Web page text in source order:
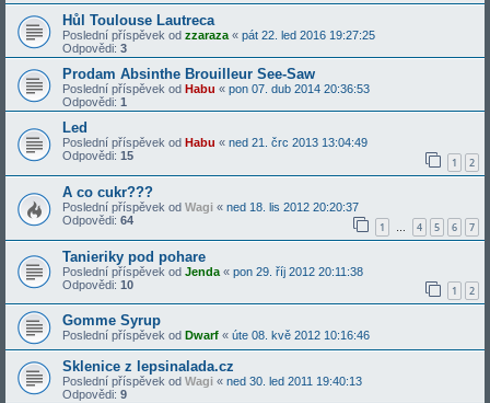
Hůl Toulouse Lautreca
Poslední příspěvek od zzaraza« pát 22. led 2016 19:27:25
Odpovědi: 3
Prodam Absinthe Brouilleur See-Saw
Poslední příspěvek od Habu « pon 07. dub 2014 20:36:53
Odpovědi: 1
Led
Poslední příspěvek od Habu « ned 21. črc 2013 13:04:49
Odpovědi: 15 1 2
A co cukr???
Poslední příspěvek od Wagi « ned 18. lis 2012 20:20:37
Odpovědi: 64 1 … 4 5 6 7
Tanieriky pod pohare
Poslední příspěvek od Jenda « pon 29. říj 2012 20:11:38
Odpovědi: 10 1 2
Gomme Syrup
Poslední příspěvek od Dwarf « úte 08. kvě 2012 10:16:46
Sklenice z lepsinalada.cz
Poslední příspěvek od Wagi « ned 30. led 2011 19:40:13
Odpovědi: 9